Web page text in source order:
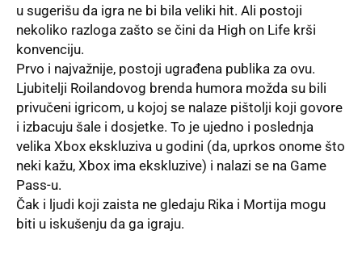
u sugerišu da igra ne bi bila veliki hit. Ali postoji
nekoliko razloga zašto se čini da High on Life krši
konvenciju.
Prvo i najvažnije, postoji ugrađena publika za ovu.
Ljubitelji Roilandovog brenda humora možda su bili
privučeni igricom, u kojoj se nalaze pištolji koji govore
i izbacuju šale i dosjetke. To je ujedno i poslednja
velika Xbox ekskluziva u godini (da, uprkos onome što
neki kažu, Xbox ima ekskluzive) i nalazi se na Game
Pass-u.
Čak i ljudi koji zaista ne gledaju Rika i Mortija mogu
biti u iskušenju da ga igraju.